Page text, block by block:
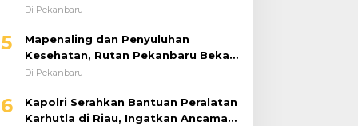
Berjibaku Selamatkan Korban
Di Pekanbaru
5
Mapenaling dan Penyuluhan
Kesehatan, Rutan Pekanbaru Bekali
37 Tahanan Baru dengan Edukasi
Di Pekanbaru
6
Kapolri Serahkan Bantuan Peralatan
Karhutla di Riau, Ingatkan Ancaman